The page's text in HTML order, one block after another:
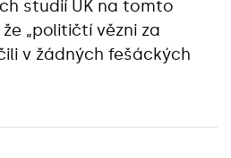
studií UK na tomto
„političtí vězni za
v žádných fešáckých